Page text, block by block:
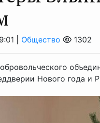
| Общество 1302
Нового года